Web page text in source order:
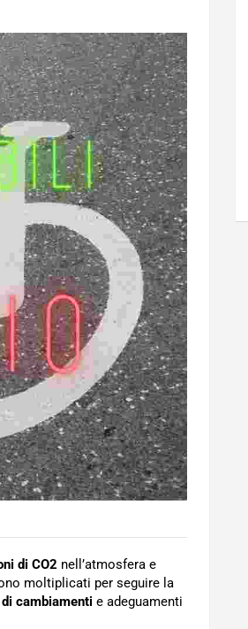
di CO2 nell’atmosfera e
moltiplicati per seguire la
cambiamenti e adeguamenti